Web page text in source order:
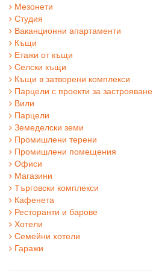
Мезонети
Студия
Ваканционни апартаменти
Къщи
Етажи от къщи
Селски къщи
Къщи в затворени комплекси
Парцели с проекти за застрояване
Вили
Парцели
Земеделски земи
Промишлени терени
Промишлени помещения
Офиси
Магазини
Търговски комплекси
Кафенета
Ресторанти и барове
Хотели
Семейни хотели
Гаражи